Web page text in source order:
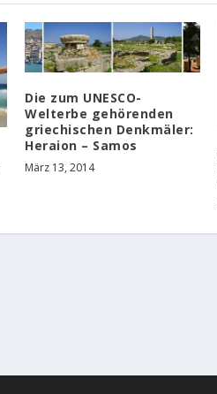
Die zum UNESCO-
Welterbe gehörenden
griechischen Denkmäler:
Heraion – Samos
März 13, 2014